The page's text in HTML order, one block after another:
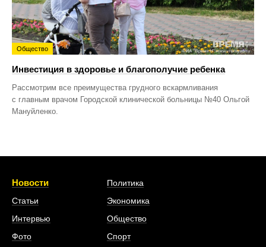
Общество
Инвестиция в здоровье и благополучие ребенка
Рассмотрим все преимущества грудного вскармливания
с главным врачом Городской клинической больницы №40 Ольгой
Мануйленко.
Новости
Статьи
Интервью
Фото
Политика
Экономика
Общество
Спорт